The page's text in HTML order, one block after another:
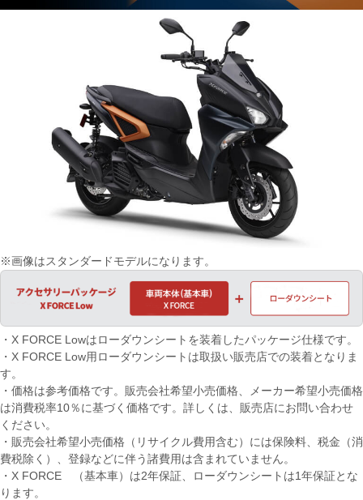
※画像はスタンダードモデルになります。
・X FORCE Lowはローダウンシートを装着したパッケージ仕様です。
・X FORCE Low用ローダウンシートは取扱い販売店での装着となりま
す。
・価格は参考価格です。販売会社希望小売価格、メーカー希望小売価格
は消費税率10％に基づく価格です。詳しくは、販売店にお問い合わせ
ください。
・販売会社希望小売価格（リサイクル費用含む）には保険料、税金（消
費税除く）、登録などに伴う諸費用は含まれていません。
・X FORCE （基本車）は2年保証、ローダウンシートは1年保証とな
ります。